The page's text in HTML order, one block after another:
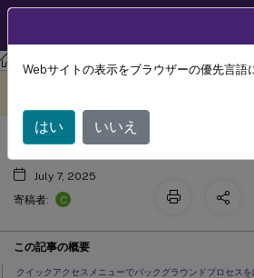
Mac向けCitrix Workspaceアプリ
Citrix Workspaceアプ
July 7, 2025
寄稿者:
C
この記事の概要
クイックアクセスメニューでバックグラウンドプロセスを
Webサイトの表示をブラウザーの優先言語
はい いいえ